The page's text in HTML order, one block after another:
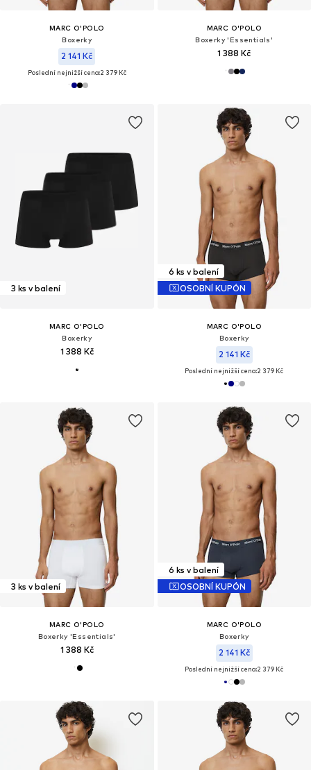
MARC O'POLO
Boxerky
2 141 Kč
Poslední nejnižší cena:2 379 Kč
MARC O'POLO
Boxerky 'Essentials'
1 388 Kč
3 ks v balení
MARC O'POLO
Boxerky
1 388 Kč
6 ks v balení
OSOBNÍ KUPÓN
MARC O'POLO
Boxerky
2 141 Kč
Poslední nejnižší cena:2 379 Kč
3 ks v balení
MARC O'POLO
Boxerky 'Essentials'
1 388 Kč
6 ks v balení
OSOBNÍ KUPÓN
MARC O'POLO
Boxerky
2 141 Kč
Poslední nejnižší cena:2 379 Kč